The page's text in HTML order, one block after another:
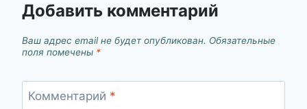
Добавить комментарий
Ваш адрес email не будет опубликован. Обязательные
поля помечены *
Комментарий *